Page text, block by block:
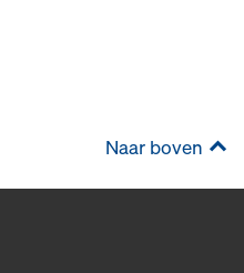
Naar boven